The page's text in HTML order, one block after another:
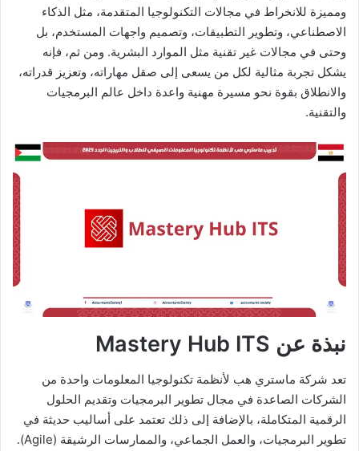
ومميزة للانخراط في مجالات التكنولوجيا المتقدمة، مثل الذكاء
الاصطناعي، وتطوير التطبيقات، وتصميم واجهات المستخدم، بل
وحتى في مجالات غير تقنية مثل الموارد البشرية. ومن ثم، فإنه
يشكل تجربة مثالية لكل من يسعى إلى صقل مهاراته، وتعزيز قدراته،
والانطلاق بقوة نحو مسيرة مهنية واعدة داخل عالم البرمجيات
والتقنية.
نبذة عن Mastery Hub ITS
تعد شركة ماستري هب لأنظمة تكنولوجيا المعلومات واحدة من
الشركات الصاعدة في مجال تطوير البرمجيات وتقديم الحلول
الرقمية المتكاملة، بالإضافة إلى ذلك تعتمد على أساليب حديثة في
تطوير البرمجيات، والعمل الجماعي، والممارسات الرشيقة (Agile).